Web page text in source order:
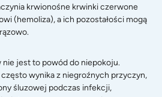
krwionośne krwinki czerwone
(hemoliza), a ich pozostałości mogą
jest to powód do niepokoju.
wynika z niegroźnych przyczyn,
śluzowej podczas infekcji,